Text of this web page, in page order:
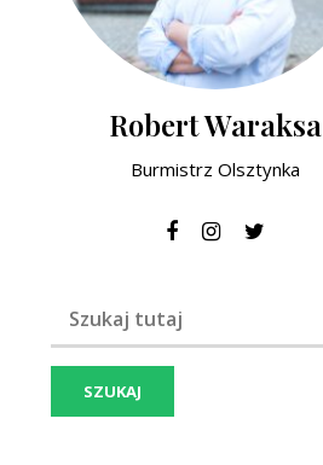
Robert Waraksa
Burmistrz Olsztynka
Szukaj frazy: